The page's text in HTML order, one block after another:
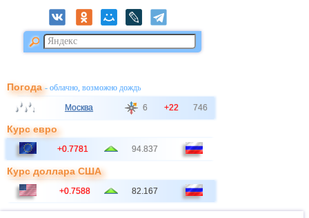
Погода- облачно, возможно дождь
Москва 6 +22 746
Курс евро
+0.7781 94.837
Курс доллара США
+0.7588 82.167